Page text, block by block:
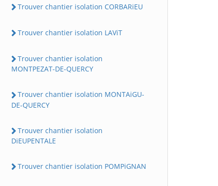
Trouver chantier isolation CORBARiEU
Trouver chantier isolation LAViT
Trouver chantier isolation
MONTPEZAT-DE-QUERCY
Trouver chantier isolation MONTAiGU-
DE-QUERCY
Trouver chantier isolation
DiEUPENTALE
Trouver chantier isolation POMPiGNAN